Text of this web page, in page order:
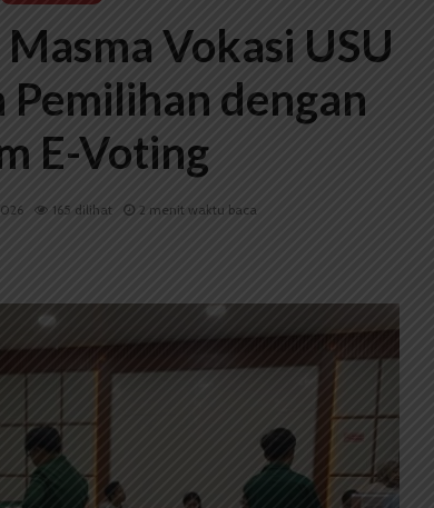
Vokasi USU
Pemilihan dengan
E-Voting
165 dilihat 2 menit waktu baca